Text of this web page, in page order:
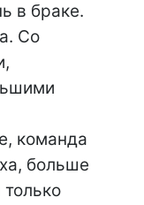
в браке.
Со
команда
больше